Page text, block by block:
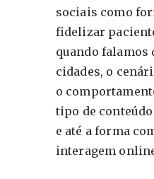
sociais como
fidelizar
quando falamos
cidades, o
o
tipo de
e até a forma
interagem